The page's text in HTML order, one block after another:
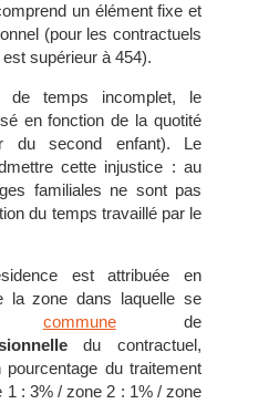
un élément fixe et
(pour les contractuels
supérieur à 454).
temps incomplet, le
en fonction de la quotité
du second enfant). Le
cette injustice : au
familiales ne sont pas
du temps travaillé par le
est attribuée en
la zone dans laquelle se
communede
du contractuel,
pourcentage du traitement
1 : 3% / zone 2 : 1% / zone